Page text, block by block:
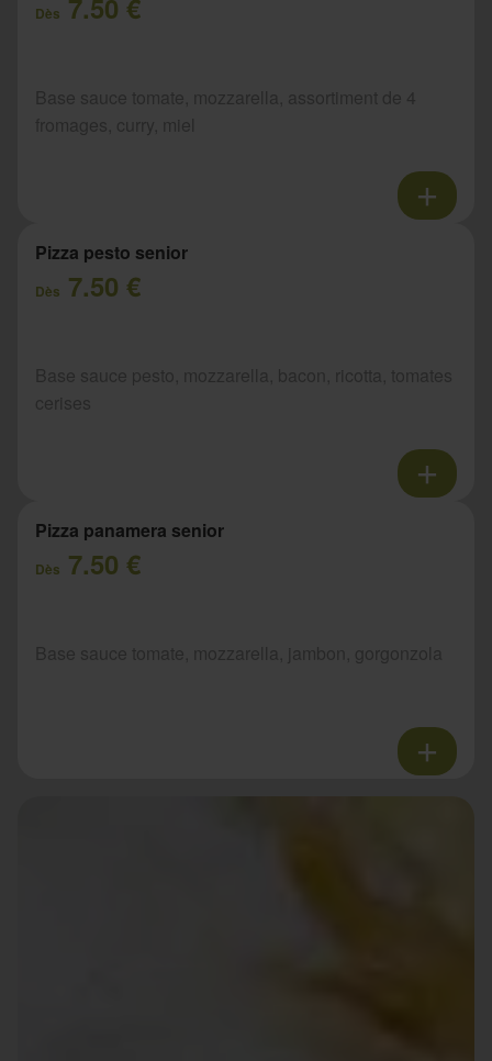
Dès 7.50 €
Pizza pesto senior
Dès 7.50 €
Pizza panamera senior
Dès 7.50 €